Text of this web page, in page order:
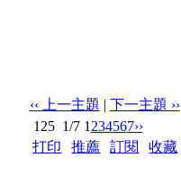
‹‹ 上一主題 | 下一主題 ››
125 1/7 1 234567››
打印 |推薦 |訂閱 |收藏